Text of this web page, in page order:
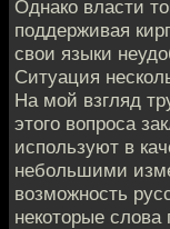
Однако власти
поддерживая
свои языки
Ситуация
На мой взгляд
этого вопроса
используют в
небольшими
возможность
некоторые слова